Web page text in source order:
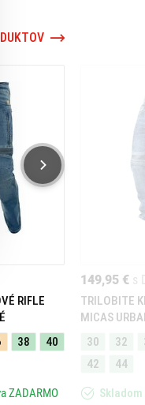
RIFLE
38
40
ZADARMO
149,95 € s
TRILOBITE
MICAS
30
32
42
44
Skladom